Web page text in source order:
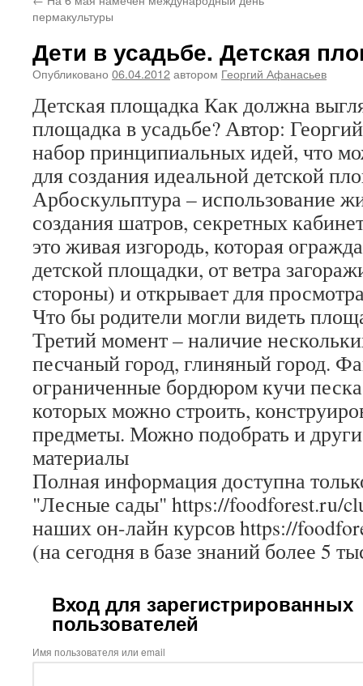
пермакультуры
Дети в усадьбе. Детская
Опубликовано 06.04.2012автором Георгий Афанасьев
Детская площадка Как должна
площадка в усадьбе? Автор:
набор принципиальных идей, что
для создания идеальной детской
Арбоскульптура – использование
создания шатров, секретных
это живая изгородь, которая
детской площадки, от ветра
стороны) и открывает для
Что бы родители могли видеть
Третий момент – наличие
песчаный город, глиняный город.
ограниченные бордюром кучи
которых можно строить,
предметы. Можно подобрать и
материалы
Полная информация доступна
"Лесные сады" https://foodforest.ru/
наших он-лайн курсов https://
(на сегодня в базе знаний более 5
Вход для зарегистрированных
пользователей
Имя пользователя или email